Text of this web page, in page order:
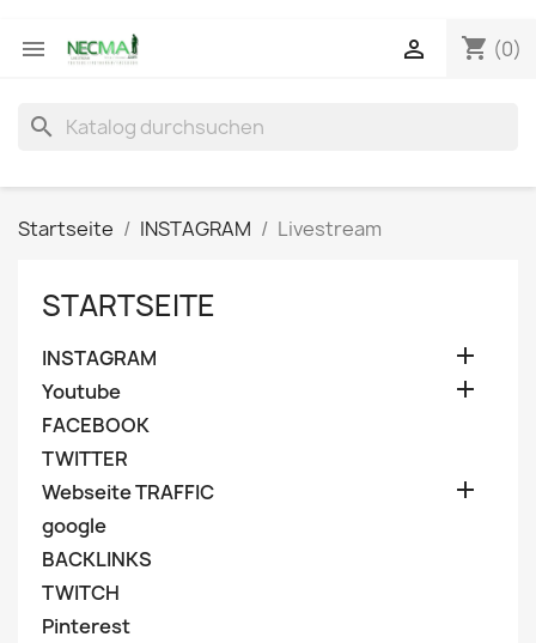
 shopping_cart (0)

search
Startseite INSTAGRAM Livestream
STARTSEITE
INSTAGRAM 
Youtube 
FACEBOOK
TWITTER
Webseite TRAFFIC

google
BACKLINKS
TWITCH
Pinterest